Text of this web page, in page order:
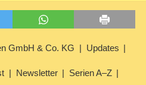
GmbH & Co. KG Updates
Newsletter Serien A–Z